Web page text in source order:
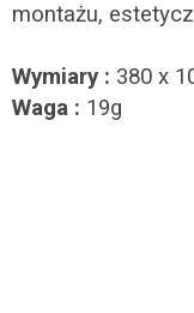
montażu,
Wymiary : 380 x
Waga : 19g